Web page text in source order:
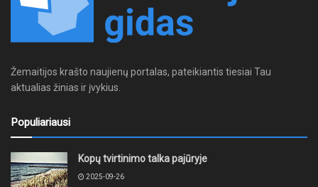
Žemaitijos krašto naujienų portalas, pateikiantis tiesiai Tau
aktualias žinias ir įvykius.
Populiariausi
Kopų tvirtinimo talka pajūryje
2025-09-26